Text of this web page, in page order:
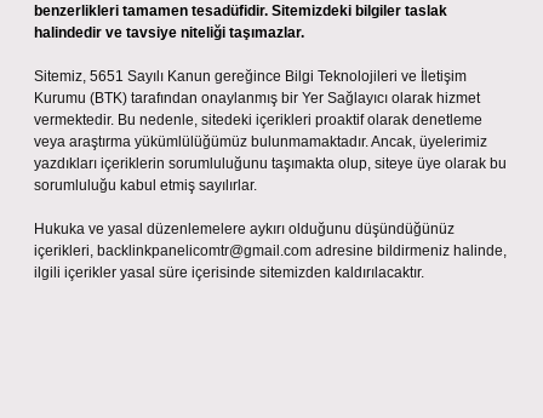
benzerlikleri tamamen tesadüfidir. Sitemizdeki bilgiler taslak
halindedir ve tavsiye niteliği taşımazlar.
Sitemiz, 5651 Sayılı Kanun gereğince Bilgi Teknolojileri ve İletişim
Kurumu (BTK) tarafından onaylanmış bir Yer Sağlayıcı olarak hizmet
vermektedir. Bu nedenle, sitedeki içerikleri proaktif olarak denetleme
veya araştırma yükümlülüğümüz bulunmamaktadır. Ancak, üyelerimiz
yazdıkları içeriklerin sorumluluğunu taşımakta olup, siteye üye olarak bu
sorumluluğu kabul etmiş sayılırlar.
Hukuka ve yasal düzenlemelere aykırı olduğunu düşündüğünüz
içerikleri, backlinkpanelicomtr@gmail.com adresine bildirmeniz halinde,
ilgili içerikler yasal süre içerisinde sitemizden kaldırılacaktır.